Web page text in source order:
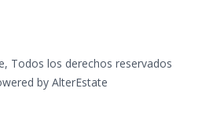
, Todos los derechos reservados
by AlterEstate